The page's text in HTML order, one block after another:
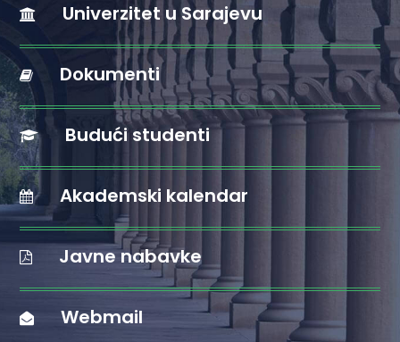
Univerzitet u Sarajevu
Dokumenti
Budući studenti
Akademski kalendar
Javne nabavke
Webmail